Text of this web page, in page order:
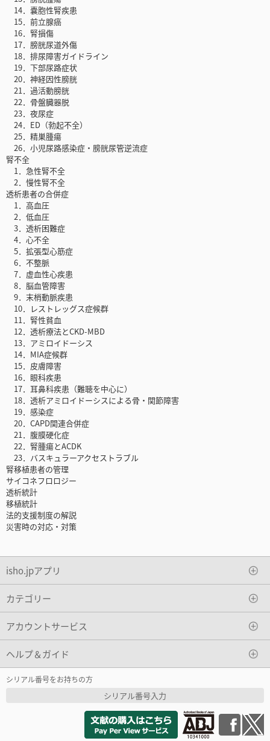
14．嚢胞性腎疾患
15．前立腺癌
16．腎損傷
17．膀胱尿道外傷
18．排尿障害ガイドライン
19．下部尿路症状
20．神経因性膀胱
21．過活動膀胱
22．骨盤臓器脱
23．夜尿症
24．ED（勃起不全）
25．精巣腫瘍
26．小児尿路感染症・膀胱尿管逆流症
腎不全
1．急性腎不全
2．慢性腎不全
透析患者の合併症
1．高血圧
2．低血圧
3．透析困難症
4．心不全
5．拡張型心筋症
6．不整脈
7．虚血性心疾患
8．脳血管障害
9．末梢動脈疾患
10．レストレッグス症候群
11．腎性貧血
12．透析療法とCKD-MBD
13．アミロイドーシス
14．MIA症候群
15．皮膚障害
16．眼科疾患
17．耳鼻科疾患（難聴を中心に）
18．透析アミロイドーシスによる骨・関節障害
19．感染症
20．CAPD関連合併症
21．腹膜硬化症
22．腎腫瘍とACDK
23．バスキュラーアクセストラブル
腎移植患者の管理
サイコネフロロジー
透析統計
移植統計
法的支援制度の解説
災害時の対応・対策
isho.jpアプリ
カテゴリー
アカウントサービス
ヘルプ＆ガイド
シリアル番号をお持ちの方
シリアル番号入力